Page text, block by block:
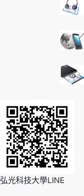
弘光科技大學LINE